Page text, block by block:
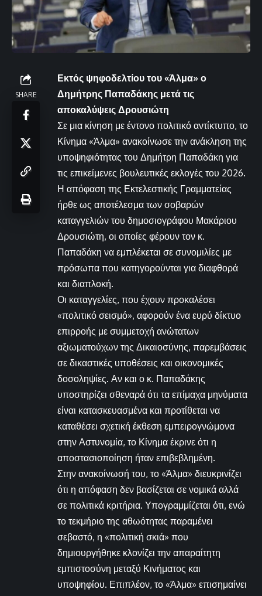
SHARE
Εκτός ψηφοδελτίου του «Άλμα» ο
Δημήτρης Παπαδάκης μετά τις
αποκαλύψεις Δρουσιώτη
Σε μια κίνηση με έντονο πολιτικό αντίκτυπο, το
Κίνημα «Άλμα» ανακοίνωσε την ανάκληση της
υποψηφιότητας του Δημήτρη Παπαδάκη για
τις επικείμενες βουλευτικές εκλογές του 2026.
Η απόφαση της Εκτελεστικής Γραμματείας
ήρθε ως αποτέλεσμα των σοβαρών
καταγγελιών του δημοσιογράφου Μακάριου
Δρουσιώτη, οι οποίες φέρουν τον κ.
Παπαδάκη να εμπλέκεται σε συνομιλίες με
πρόσωπα που κατηγορούνται για διαφθορά
και διαπλοκή.
Οι καταγγελίες, που έχουν προκαλέσει
«πολιτικό σεισμό», αφορούν ένα ευρύ δίκτυο
επιρροής με συμμετοχή ανώτατων
αξιωματούχων της Δικαιοσύνης, παρεμβάσεις
σε δικαστικές υποθέσεις και οικονομικές
δοσοληψίες. Αν και ο κ. Παπαδάκης
υποστηρίζει σθεναρά ότι τα επίμαχα μηνύματα
είναι κατασκευασμένα και προτίθεται να
καταθέσει σχετική έκθεση εμπειρογνώμονα
στην Αστυνομία, το Κίνημα έκρινε ότι η
αποστασιοποίηση ήταν επιβεβλημένη.
Στην ανακοίνωσή του, το «Άλμα» διευκρινίζει
ότι η απόφαση δεν βασίζεται σε νομικά αλλά
σε πολιτικά κριτήρια. Υπογραμμίζεται ότι, ενώ
το τεκμήριο της αθωότητας παραμένει
σεβαστό, η «πολιτική σκιά» που
δημιουργήθηκε κλονίζει την απαραίτητη
εμπιστοσύνη μεταξύ Κινήματος και
υποψηφίου. Επιπλέον, το «Άλμα» επισημαίνει